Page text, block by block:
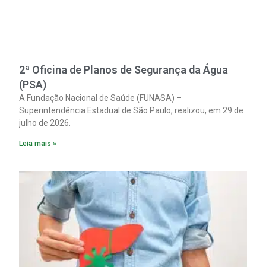
2ª Oficina de Planos de Segurança da Água
(PSA)
A Fundação Nacional de Saúde (FUNASA) –
Superintendência Estadual de São Paulo, realizou, em 29 de
julho de 2026.
Leia mais »